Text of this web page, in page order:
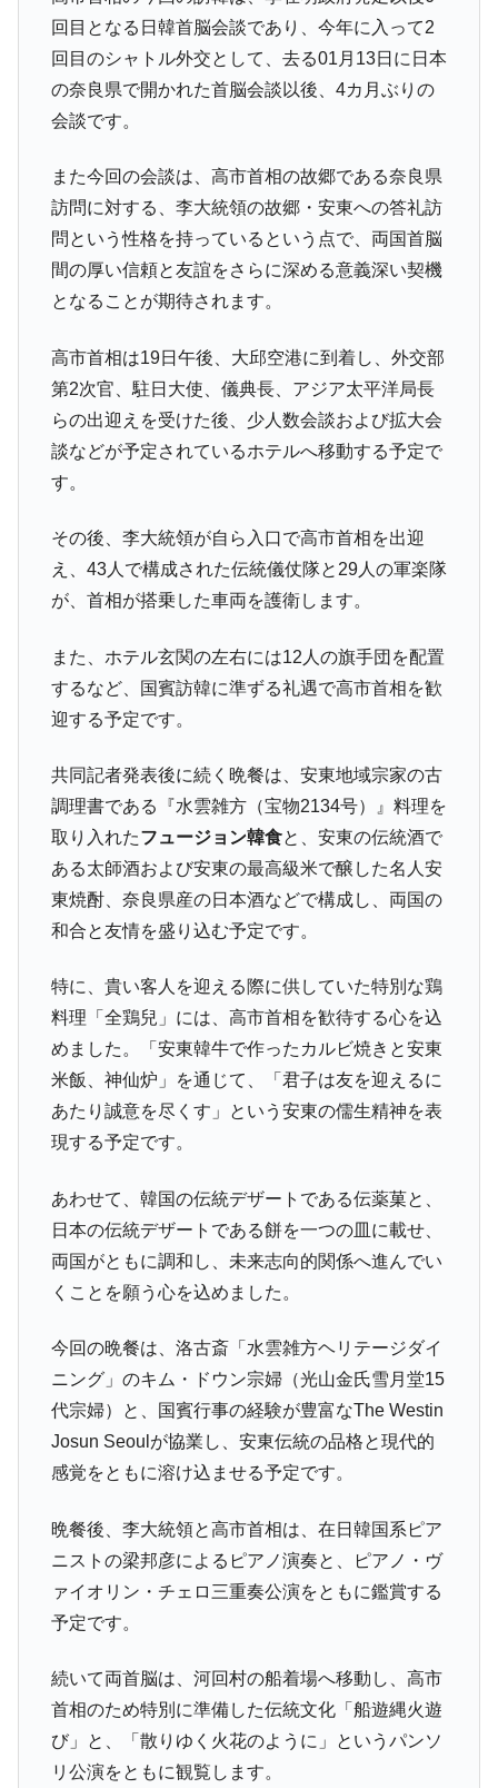
回目となる日韓首脳会談であり、今年に入って2
回目のシャトル外交として、去る01月13日に日本
の奈良県で開かれた首脳会談以後、4カ月ぶりの
会談です。
また今回の会談は、高市首相の故郷である奈良県
訪問に対する、李大統領の故郷・安東への答礼訪
問という性格を持っているという点で、両国首脳
間の厚い信頼と友誼をさらに深める意義深い契機
となることが期待されます。
高市首相は19日午後、大邱空港に到着し、外交部
第2次官、駐日大使、儀典長、アジア太平洋局長
らの出迎えを受けた後、少人数会談および拡大会
談などが予定されているホテルへ移動する予定で
す。
その後、李大統領が自ら入口で高市首相を出迎
え、43人で構成された伝統儀仗隊と29人の軍楽隊
が、首相が搭乗した車両を護衛します。
また、ホテル玄関の左右には12人の旗手団を配置
するなど、国賓訪韓に準ずる礼遇で高市首相を歓
迎する予定です。
共同記者発表後に続く晩餐は、安東地域宗家の古
調理書である『水雲雑方（宝物2134号）』料理を
取り入れたフュージョン韓食と、安東の伝統酒で
ある太師酒および安東の最高級米で醸した名人安
東焼酎、奈良県産の日本酒などで構成し、両国の
和合と友情を盛り込む予定です。
特に、貴い客人を迎える際に供していた特別な鶏
料理「全鶏兒」には、高市首相を歓待する心を込
めました。「安東韓牛で作ったカルビ焼きと安東
米飯、神仙炉」を通じて、「君子は友を迎えるに
あたり誠意を尽くす」という安東の儒生精神を表
現する予定です。
あわせて、韓国の伝統デザートである伝薬菓と、
日本の伝統デザートである餅を一つの皿に載せ、
両国がともに調和し、未来志向的関係へ進んでい
くことを願う心を込めました。
今回の晩餐は、洛古斎「水雲雑方ヘリテージダイ
ニング」のキム・ドウン宗婦（光山金氏雪月堂15
代宗婦）と、国賓行事の経験が豊富なThe Westin
Josun Seoulが協業し、安東伝統の品格と現代的
感覚をともに溶け込ませる予定です。
晩餐後、李大統領と高市首相は、在日韓国系ピア
ニストの梁邦彦によるピアノ演奏と、ピアノ・ヴ
ァイオリン・チェロ三重奏公演をともに鑑賞する
予定です。
続いて両首脳は、河回村の船着場へ移動し、高市
首相のため特別に準備した伝統文化「船遊縄火遊
び」と、「散りゆく火花のように」というパンソ
リ公演をともに観覧します。